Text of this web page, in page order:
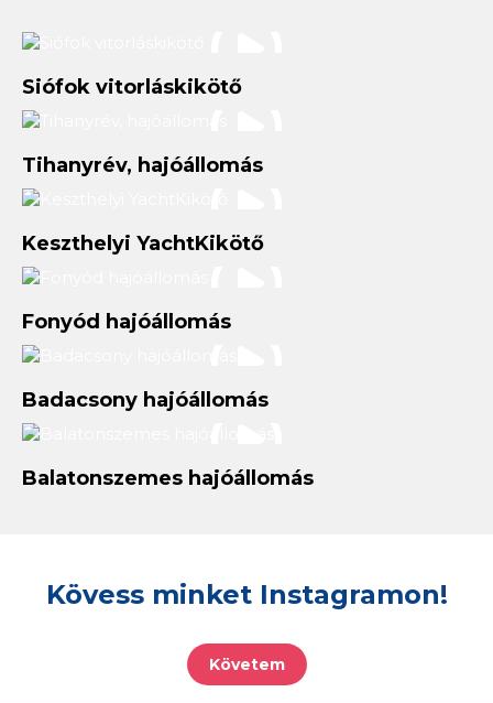
Siófok vitorláskikötő
Tihanyrév, hajóállomás
Keszthelyi YachtKikötő
Fonyód hajóállomás
Badacsony hajóállomás
Balatonszemes hajóállomás
Kövess minket Instagramon!
Követem